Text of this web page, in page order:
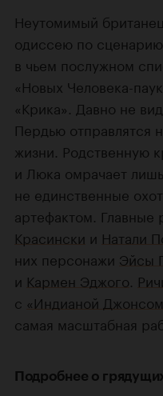
Неутомимый
одиссею по сценарию
в чьем послужном
«Новых Человека-
«Крика». Давно не
Пердью отправлятся
жизни. Родственную
и Люка омрачает
не единственные
артефактом. Главные
Красински и Натали
них персонажи Эйсы
и Кармен Эджого.
с «Индианой
самая масштабная
Подробнее о